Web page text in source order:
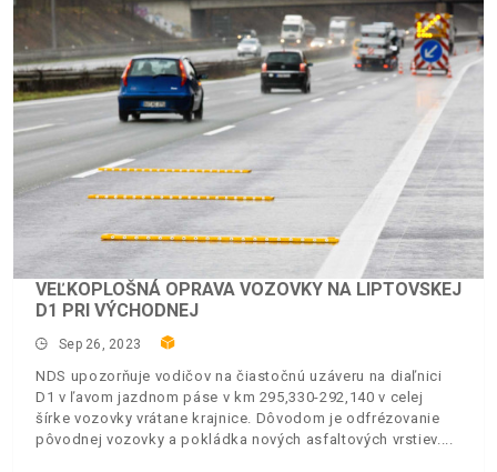
VEĽKOPLOŠNÁ OPRAVA VOZOVKY NA LIPTOVSKEJ
D1 PRI VÝCHODNEJ
Sep 26, 2023
NDS upozorňuje vodičov na čiastočnú uzáveru na diaľnici
D1 v ľavom jazdnom páse v km 295,330-292,140 v celej
šírke vozovky vrátane krajnice. Dôvodom je odfrézovanie
pôvodnej vozovky a pokládka nových asfaltových vrstiev.